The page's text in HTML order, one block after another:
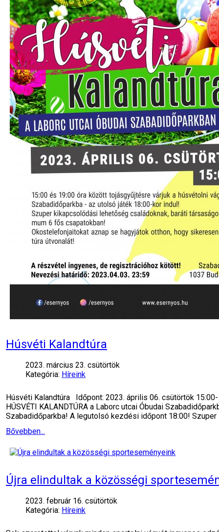
Húsvéti Kalandtúra
2023. március 23. csütörtök
Kategória: Híreink
Húsvéti Kalandtúra Időpont: 2023. április 06. csütörtök
HÚSVÉTI KALANDTÚRA a Laborc utcai Óbudai
Szabadidőparkba! A legutolsó kezdési időpont 18:00!
Bővebben...
Újra elindultak a közösségi
2023. február 16. csütörtök
Kategória: Híreink